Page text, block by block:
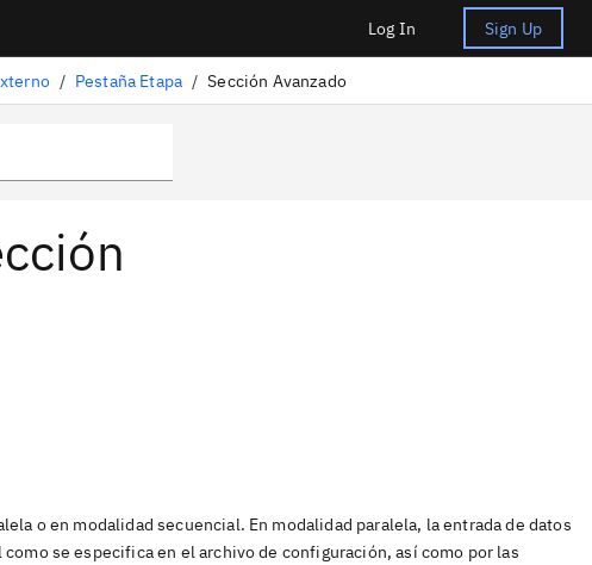
Log In Sign Up
/ Pestaña Etapa / Sección Avanzado
o en modalidad secuencial. En modalidad paralela, la entrada de datos
se especifica en el archivo de configuración, así como por las